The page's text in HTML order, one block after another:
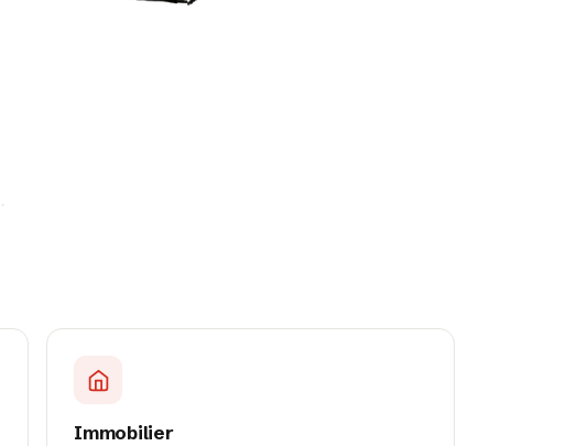
Immobilier